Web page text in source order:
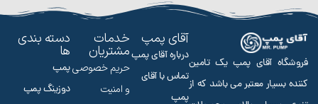
فروشگاه آقای پمپ یک تامین
کننده بسیار معتبر می باشد که از
آقای پمپ
درباره آقای پمپ
تماس با آقای
پمپ
خدمات
مشتریان
حریم خصوصی
و امنیت
دسته بندی
ها
پمپ
دوزینگ پمپ